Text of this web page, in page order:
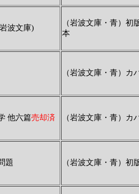
波文庫)
（岩波文庫・青）初
本
（岩波文庫・青）カ
他六篇売却済 （岩波文庫・青）カ
題 （岩波文庫・青）初